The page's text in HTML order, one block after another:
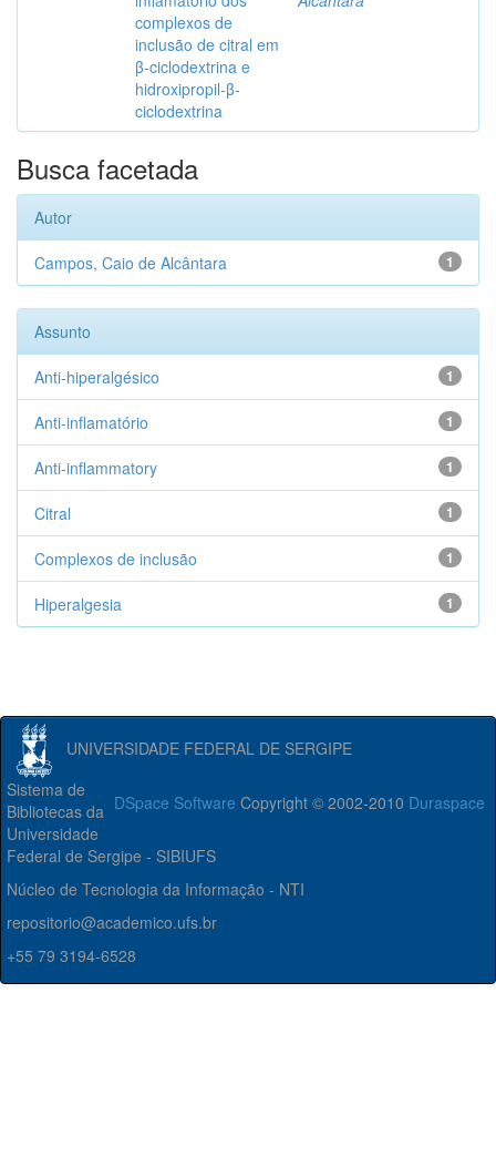
complexos de
inclusão de citral em
β-ciclodextrina e
hidroxipropil-β-
ciclodextrina
Busca facetada
Autor
1
Campos, Caio de Alcântara
Assunto
1
Anti-hiperalgésico
1
Anti-inflamatório
1
Anti-inflammatory
1
Citral
1
Complexos de inclusão
1
Hiperalgesia
UNIVERSIDADE FEDERAL DE SERGIPE
DSpace Software Copyright © 2002-2010 Duraspace
Sistema de
Bibliotecas da
Universidade
Federal de Sergipe - SIBIUFS
Núcleo de Tecnologia da Informação - NTI
repositorio@academico.ufs.br
+55 79 3194-6528